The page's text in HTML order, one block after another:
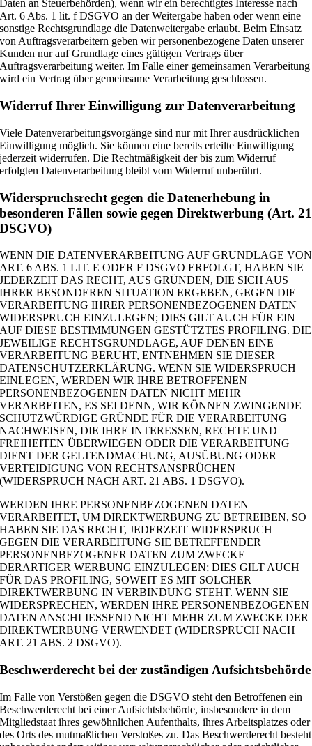
Daten an Steuerbehörden), wenn wir ein berechtigtes Interesse nach
Art. 6 Abs. 1 lit. f DSGVO an der Weitergabe haben oder wenn eine
sonstige Rechtsgrundlage die Datenweitergabe erlaubt. Beim Einsatz
von Auftragsverarbeitern geben wir personenbezogene Daten unserer
Kunden nur auf Grundlage eines gültigen Vertrags über
Auftragsverarbeitung weiter. Im Falle einer gemeinsamen Verarbeitung
wird ein Vertrag über gemeinsame Verarbeitung geschlossen.
Widerruf Ihrer Einwilligung zur Datenverarbeitung
Viele Datenverarbeitungsvorgänge sind nur mit Ihrer ausdrücklichen
Einwilligung möglich. Sie können eine bereits erteilte Einwilligung
jederzeit widerrufen. Die Rechtmäßigkeit der bis zum Widerruf
erfolgten Datenverarbeitung bleibt vom Widerruf unberührt.
Widerspruchsrecht gegen die Datenerhebung in
besonderen Fällen sowie gegen Direktwerbung (Art. 21
DSGVO)
WENN DIE DATENVERARBEITUNG AUF GRUNDLAGE VON
ART. 6 ABS. 1 LIT. E ODER F DSGVO ERFOLGT, HABEN SIE
JEDERZEIT DAS RECHT, AUS GRÜNDEN, DIE SICH AUS
IHRER BESONDEREN SITUATION ERGEBEN, GEGEN DIE
VERARBEITUNG IHRER PERSONENBEZOGENEN DATEN
WIDERSPRUCH EINZULEGEN; DIES GILT AUCH FÜR EIN
AUF DIESE BESTIMMUNGEN GESTÜTZTES PROFILING. DIE
JEWEILIGE RECHTSGRUNDLAGE, AUF DENEN EINE
VERARBEITUNG BERUHT, ENTNEHMEN SIE DIESER
DATENSCHUTZERKLÄRUNG. WENN SIE WIDERSPRUCH
EINLEGEN, WERDEN WIR IHRE BETROFFENEN
PERSONENBEZOGENEN DATEN NICHT MEHR
VERARBEITEN, ES SEI DENN, WIR KÖNNEN ZWINGENDE
SCHUTZWÜRDIGE GRÜNDE FÜR DIE VERARBEITUNG
NACHWEISEN, DIE IHRE INTERESSEN, RECHTE UND
FREIHEITEN ÜBERWIEGEN ODER DIE VERARBEITUNG
DIENT DER GELTENDMACHUNG, AUSÜBUNG ODER
VERTEIDIGUNG VON RECHTSANSPRÜCHEN
(WIDERSPRUCH NACH ART. 21 ABS. 1 DSGVO).
WERDEN IHRE PERSONENBEZOGENEN DATEN
VERARBEITET, UM DIREKTWERBUNG ZU BETREIBEN, SO
HABEN SIE DAS RECHT, JEDERZEIT WIDERSPRUCH
GEGEN DIE VERARBEITUNG SIE BETREFFENDER
PERSONENBEZOGENER DATEN ZUM ZWECKE
DERARTIGER WERBUNG EINZULEGEN; DIES GILT AUCH
FÜR DAS PROFILING, SOWEIT ES MIT SOLCHER
DIREKTWERBUNG IN VERBINDUNG STEHT. WENN SIE
WIDERSPRECHEN, WERDEN IHRE PERSONENBEZOGENEN
DATEN ANSCHLIESSEND NICHT MEHR ZUM ZWECKE DER
DIREKTWERBUNG VERWENDET (WIDERSPRUCH NACH
ART. 21 ABS. 2 DSGVO).
Beschwerde­recht bei der zuständigen Aufsichts­behörde
Im Falle von Verstößen gegen die DSGVO steht den Betroffenen ein
Beschwerderecht bei einer Aufsichtsbehörde, insbesondere in dem
Mitgliedstaat ihres gewöhnlichen Aufenthalts, ihres Arbeitsplatzes oder
des Orts des mutmaßlichen Verstoßes zu. Das Beschwerderecht besteht